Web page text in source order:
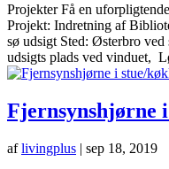
Projekter Få en
Projekt: Indretning af
sø udsigt Sted: Østerbro
udsigts plads ved vinduet,
Fjernsynshjørne
aflivingplus | sep 18, 2019